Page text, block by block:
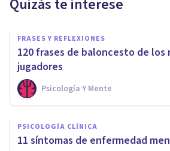
Quizás te interese
FRASES Y REFLEXIONES
120 frases de baloncesto de los
jugadores
Psicología Y Mente
PSICOLOGÍA CLÍNICA
11 síntomas de enfermedad